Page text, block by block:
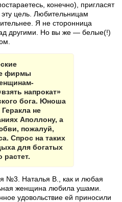
конечно), пригласят
цель. Любительницам
Я не сторонница
другими. Но вы же — белые(!)
фирмы
напрокат»
бога. Юноша
не
Аполлону, а
пожалуй,
Спрос на таких
для богатых
растет.
№3. Наталья В., как и любая
женщина любила ушами.
удовольствие ей приносили